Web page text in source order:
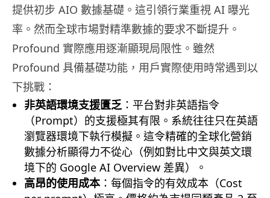
提供初步 AIO 數據基礎。這引領行業重視 AI 曝光
率。然而全球市場對精準數據的要求不斷提升。
Profound 實際應用逐漸顯現局限性。雖然
Profound 具備基礎功能，用戶實際使用時常遇到以
下挑戰：
非英語環境支援匱乏：平台對非英語指令
（Prompt）的支援極其有限。系統往往只在英語
瀏覽器環境下執行模擬。這令精確的全球化營銷
數據分析顯得力不從心（例如對比中文與英文環
境下的 Google AI Overview 差異）。
高昂的使用成本：每個指令的有效成本（Cost